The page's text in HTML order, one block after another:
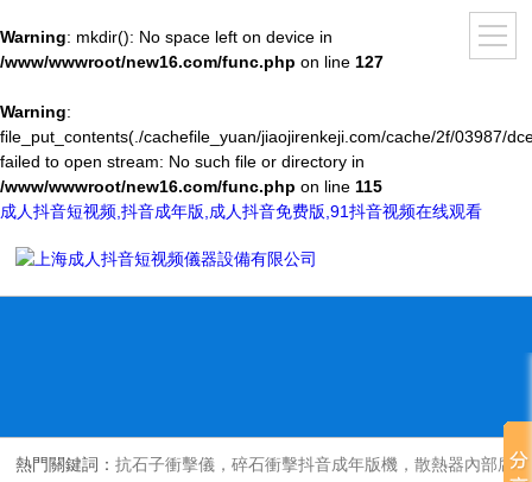
Warning: mkdir(): No space left on device in
/www/wwwroot/new16.com/func.php on line 127
Warning:
file_put_contents(./cachefile_yuan/jiaojirenkeji.com/cache/2f/03987/
failed to open stream: No such file or directory in
/www/wwwroot/new16.com/func.php on line 115
成人抖音短视频,抖音成年版,成人抖音免费版,91抖音视频在线观看
熱門關鍵詞：抗石子衝擊儀，碎石衝擊抖音成年版機，散熱器內部腐